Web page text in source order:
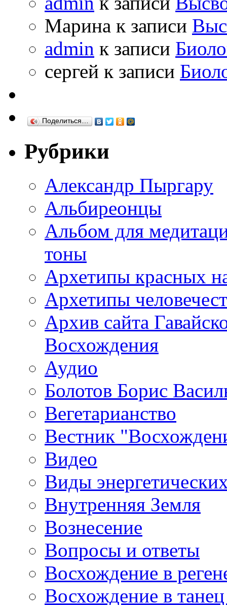
Марина к записи
admin к записи
сергей к записи
Поделиться…
Рубрики
Александр Пыргару
Альбиреонцы
Альбом для
тоны
Архетипы красных
Архетипы
Архив сайта
Восхождения
Аудио
Болотов Борис
Вегетарианство
Вестник
Видео
Виды
Внутренняя Земля
Вознесение
Вопросы и ответы
Восхождение в
Восхождение в